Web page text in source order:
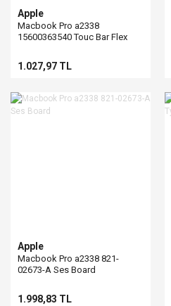
Apple
Macbook Pro a2338
15600363540 Touc Bar Flex
1.027,97 TL
Apple
Macbook Pro a2338 821-
02673-A Ses Board
1.998,83 TL